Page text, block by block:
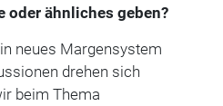
oder ähnliches geben?
neues Margensystem
drehen sich
beim Thema